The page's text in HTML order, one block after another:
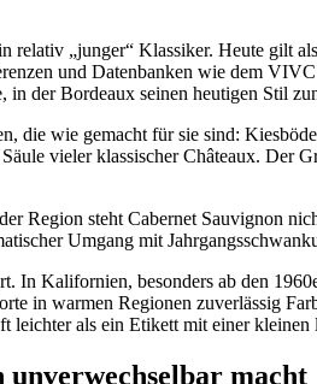
relativ „junger“ Klassiker. Heute gilt
und Datenbanken wie dem
der Bordeaux seinen heutigen Stil
die wie gemacht für sie sind:
vieler klassischer Châteaux. Der
Region steht Cabernet Sauvignon
Umgang mit
In Kalifornien, besonders ab den
in warmen Regionen zuverlässig
als ein Etikett mit einer kleinen
unverwechselbar macht